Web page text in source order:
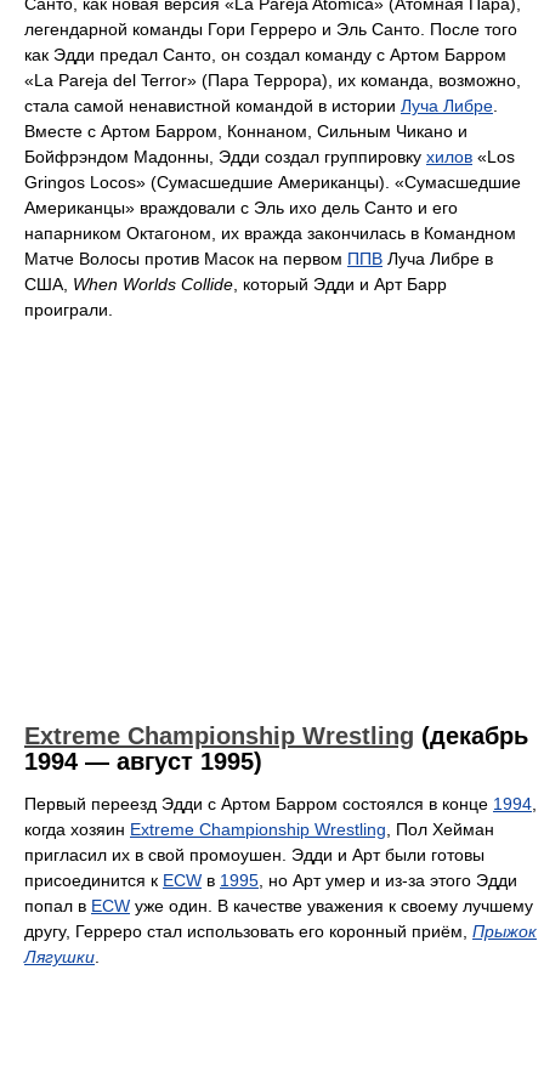
легендарной команды Гори Герреро и Эль Санто. После того
как Эдди предал Санто, он создал команду с Артом Барром
«La Pareja del Terror» (Пара Террора), их команда, возможно,
стала самой ненавистной командой в истории Луча Либре
Вместе с Артом Барром, Коннаном, Сильным Чикано и
Бойфрэндом Мадонны, Эдди создал группировку хилов «Los
Gringos Locos» (Сумасшедшие Американцы). «Сумасшедшие
Американцы» враждовали с Эль ихо дель Санто и его
напарником Октагоном, их вражда закончилась в Командном
Матче Волосы против Масок на первом ППВ Луча Либре в
США, When Worlds Collide , который Эдди и Арт Барр
проиграли.
Extreme Championship Wrestling (декабрь
1994 — август 1995)
Первый переезд Эдди с Артом Барром состоялся в конце 1994
когда хозяин Extreme Championship Wrestling , Пол Хейман
пригласил их в свой промоушен. Эдди и Арт были готовы
присоединится к ECW в 1995 , но Арт умер и из-за этого Эдди
попал в ECW уже один. В качестве уважения к своему лучшему
другу, Герреро стал использовать его коронный приём, Прыжок
Лягушки